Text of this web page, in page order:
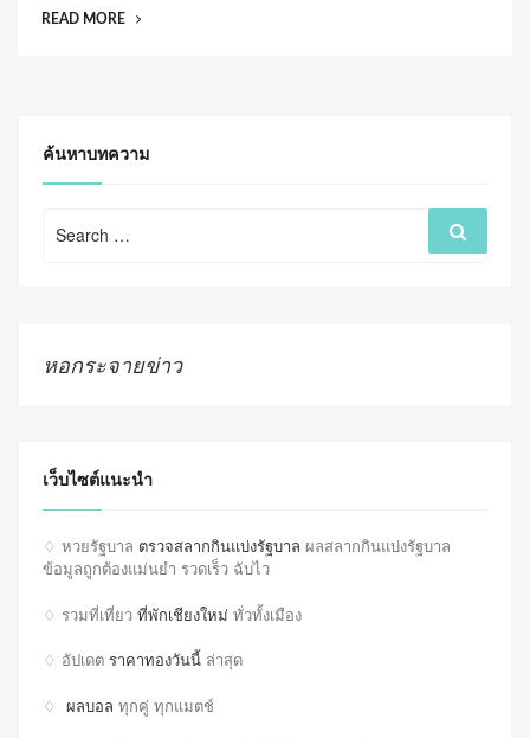
READ MORE
“เปิด
ค้นหาบทความ
for:
Search
หอกระจายข่าว
เว็บไซต์แนะนำ
♢ หวยรัฐบาล ตรวจสลากกินแบ่งรัฐบาล ผลสลากกินแบ่งรัฐบาล
ข้อมูลถูกต้องแม่นยำ รวดเร็ว ฉับไว
♢ รวมที่เที่ยว ที่พักเชียงใหม่ ทั่วทั้งเมือง
♢ อัปเดต ราคาทองวันนี้ ล่าสุด
♢ ผลบอล ทุกคู่ ทุกแมตช์